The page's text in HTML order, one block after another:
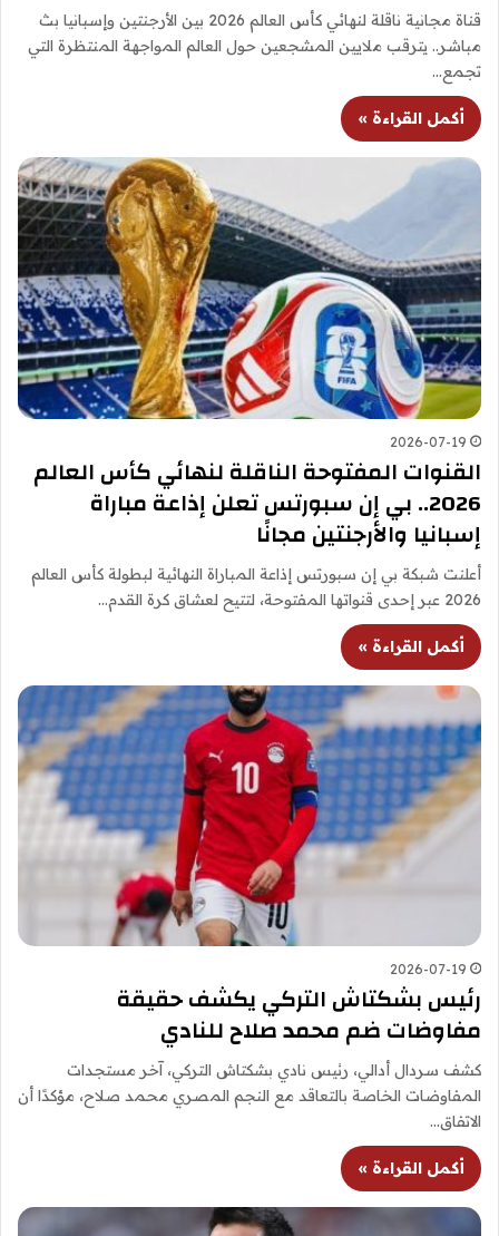
قناة مجانية ناقلة لنهائي كأس العالم 2026 بين الأرجنتين وإسبانيا بث
مباشر.. يترقب ملايين المشجعين حول العالم المواجهة المنتظرة التي
تجمع…
أكمل القراءة »
2026-07-19
القنوات المفتوحة الناقلة لنهائي كأس العالم
2026.. بي إن سبورتس تعلن إذاعة مباراة
إسبانيا والأرجنتين مجانًا
أعلنت شبكة بي إن سبورتس إذاعة المباراة النهائية لبطولة كأس العالم
2026 عبر إحدى قنواتها المفتوحة، لتتيح لعشاق كرة القدم…
أكمل القراءة »
2026-07-19
رئيس بشكتاش التركي يكشف حقيقة
مفاوضات ضم محمد صلاح للنادي
كشف سردال أدالي، رئيس نادي بشكتاش التركي، آخر مستجدات
المفاوضات الخاصة بالتعاقد مع النجم المصري محمد صلاح، مؤكدًا أن
الاتفاق…
أكمل القراءة »